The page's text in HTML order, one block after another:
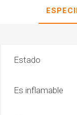
Estado
Es inflamable